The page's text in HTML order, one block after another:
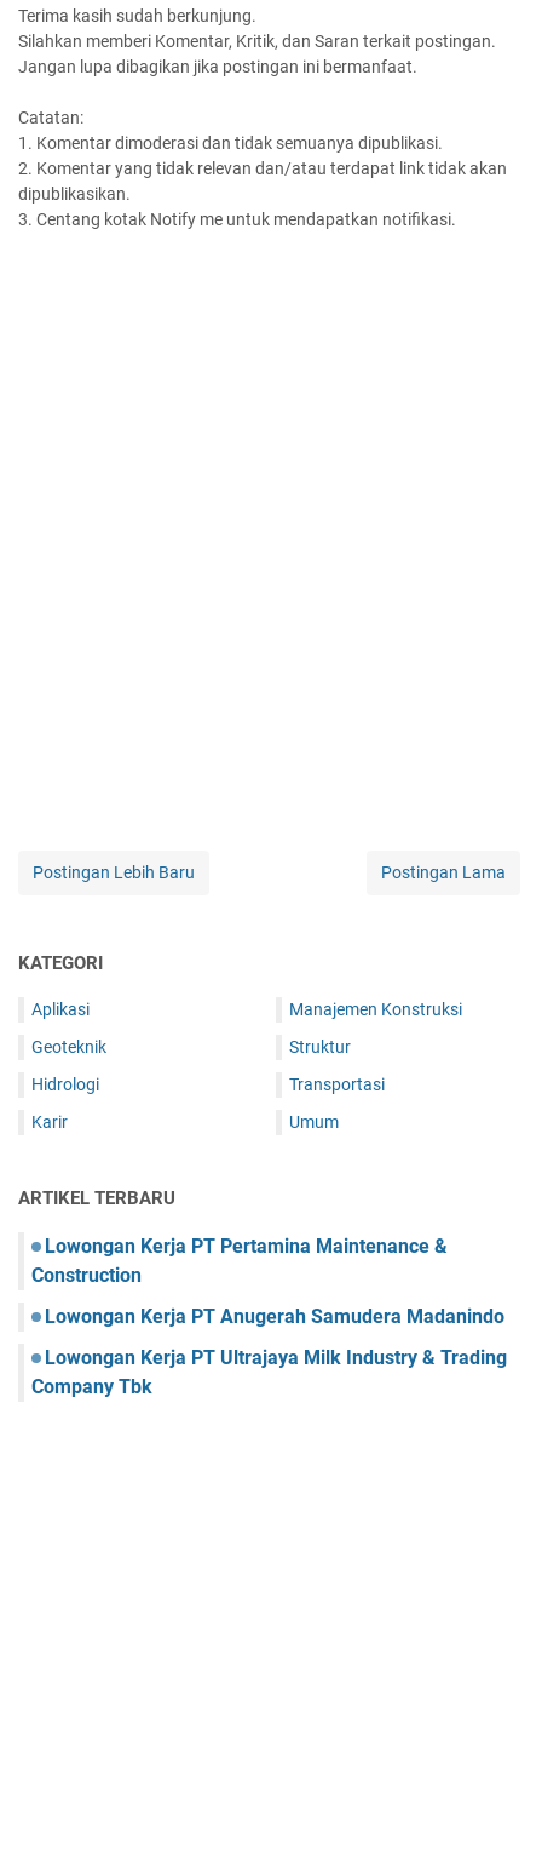
Terima kasih sudah berkunjung.
Silahkan memberi Komentar, Kritik, dan Saran terkait postingan.
Jangan lupa dibagikan jika postingan ini bermanfaat.
Catatan:
1. Komentar dimoderasi dan tidak semuanya dipublikasi.
2. Komentar yang tidak relevan dan/atau terdapat link tidak akan
dipublikasikan.
3. Centang kotak Notify me untuk mendapatkan notifikasi.
Postingan Lebih Baru Postingan Lama
KATEGORI
Aplikasi
Geoteknik
Hidrologi
Karir
Manajemen Konstruksi
Struktur
Transportasi
Umum
ARTIKEL TERBARU
Lowongan Kerja PT Pertamina Maintenance &
Construction
Lowongan Kerja PT Anugerah Samudera Madanindo
Lowongan Kerja PT Ultrajaya Milk Industry & Trading
Company Tbk